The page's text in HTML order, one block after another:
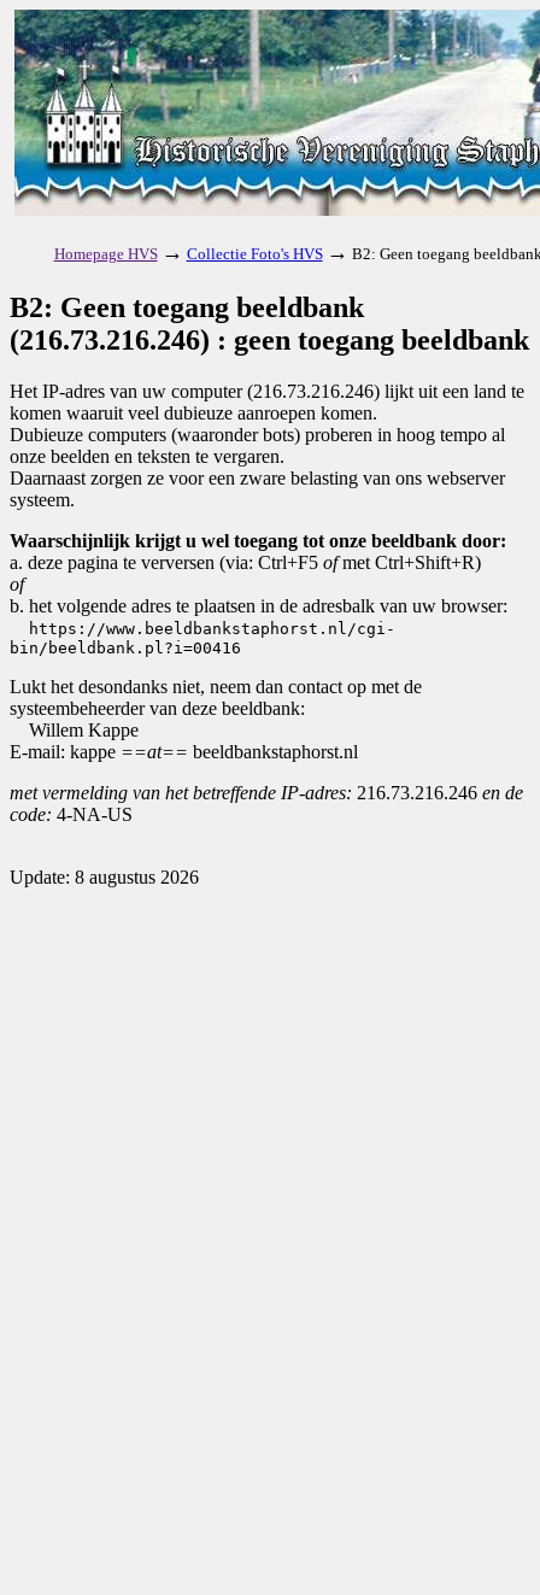
Homepage HVS → Collectie Foto's HVS → B2: Geen toegang
B2: Geen toegang beeldbank
(216.73.216.246) : geen toegang beeldbank
Het IP-adres van uw computer (216.73.216.246) lijkt uit een land te
komen waaruit veel dubieuze aanroepen komen.
Dubieuze computers (waaronder bots) proberen in hoog tempo al
onze beelden en teksten te vergaren.
Daarnaast zorgen ze voor een zware belasting van ons webserver
systeem.
Waarschijnlijk krijgt u wel toegang tot onze beeldbank door:
a. deze pagina te verversen (via: Ctrl+F5 ofmet Ctrl+Shift+R)
of
b. het volgende adres te plaatsen in de adresbalk van uw browser:
https://www.beeldbankstaphorst.nl/cgi-
bin/beeldbank.pl?i=00416
Lukt het desondanks niet, neem dan contact op met de
systeembeheerder van deze beeldbank:
Willem Kappe
E-mail: kappe ==at== beeldbankstaphorst.nl
met vermelding van het betreffende IP-adres: 216.73.216.246 en de
code: 4-NA-US
Update: 8 augustus 2026